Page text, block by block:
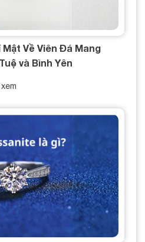
Về Viên Đá Mang
và Bình Yên